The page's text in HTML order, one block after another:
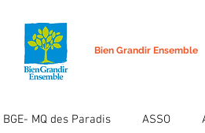
Bien Grandir Ensemble
BGE- MQ des Paradis ASSO